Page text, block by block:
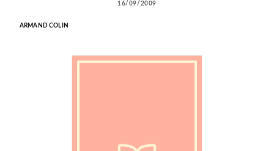
16/09/2009
ARMAND COLIN